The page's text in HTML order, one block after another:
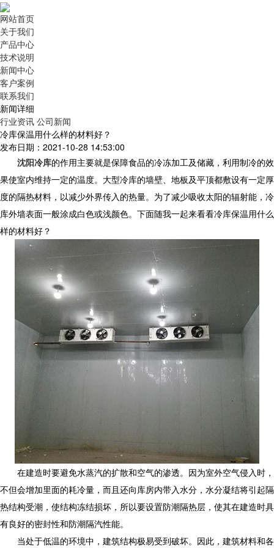
网站首页
关于我们
产品中心
技术说明
新闻中心
客户案例
联系我们
新闻详细
行业资讯 公司新闻
冷库保温用什么样的材料好？
发布日期：2021-10-28 14:53:00
沈阳冷库的作用主要就是保障食品的冷冻加工及储藏，利用制冷的效
果使室内维持一定的温度。大型冷库的墙壁、地板及平顶都敷设有一定厚
度的隔热材料，以减少外界传入的热量。为了减少吸收太阳的辐射能，冷
库外墙表面一般涂成白色或浅颜色。下面随我一起来看看冷库保温用什么
样的材料好？
在建造时要避免水蒸汽的扩散和空气的渗透。因为室外空气侵入时，
不但会增加里面的耗冷量，而且还向库房内带入水分，水分凝结将引起隔
热结构受潮，使结构冻结损坏，所以要设置防潮隔热层，使其在建造时具
有良好的密封性和防潮隔汽性能。
当处于低温的环境中，建筑结构极易受到破坏。因此，建筑材料和各